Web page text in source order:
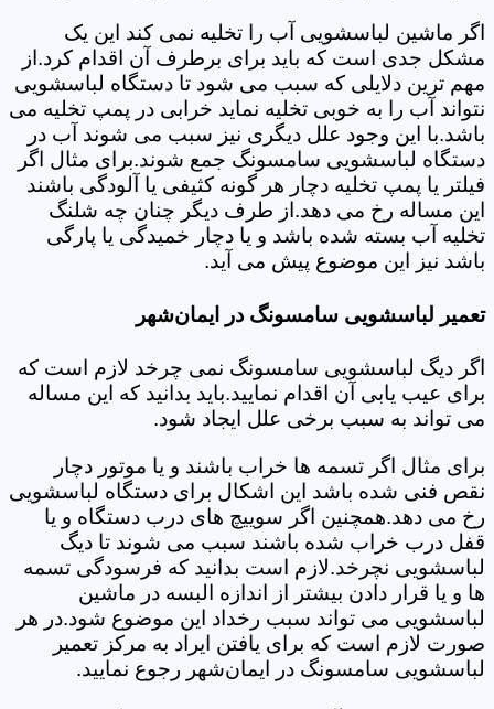
اگر ماشین لباسشویی آب را تخلیه نمی کند این یک
مشکل جدی است که باید برای برطرف آن اقدام کرد.از
مهم ترین دلایلی که سبب می شود تا دستگاه لباسشویی
نتواند آب را به خوبی تخلیه نماید خرابی در پمپ تخلیه می
باشد.با این وجود علل دیگری نیز سبب می شوند آب در
دستگاه لباسشویی سامسونگ جمع شوند.برای مثال اگر
فیلتر یا پمپ تخلیه دچار هر گونه کثیفی یا آلودگی باشند
این مساله رخ می دهد.از طرف دیگر چنان چه شلنگ
تخلیه آب بسته شده باشد و یا دچار خمیدگی یا پارگی
باشد نیز این موضوع پیش می آید.
تعمیر لباسشویی سامسونگ در ایمان‌شهر
اگر دیگ لباسشویی سامسونگ نمی چرخد لازم است که
برای عیب یابی آن اقدام نمایید.باید بدانید که این مساله
می تواند به سبب برخی علل ایجاد شود.
برای مثال اگر تسمه ها خراب باشند و یا موتور دچار
نقص فنی شده باشد این اشکال برای دستگاه لباسشویی
رخ می دهد.همچنین اگر سوییچ های درب دستگاه و یا
قفل درب خراب شده باشند سبب می شوند تا دیگ
لباسشویی نچرخد.لازم است بدانید که فرسودگی تسمه
ها و یا قرار دادن بیشتر از اندازه البسه در ماشین
لباسشویی می تواند سبب رخداد این موضوع شود.در هر
صورت لازم است که برای یافتن ایراد به مرکز تعمیر
لباسشویی سامسونگ در ایمان‌شهر رجوع نمایید.